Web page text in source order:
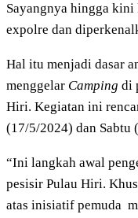
Sayangnya hingga
expolre dan
Hal itu menjadi dasar
menggelar Camping di
Hiri. Kegiatan ini
(17/5/2024) dan Sabtu
“Ini langkah awal
pesisir Pulau Hiri.
atas inisiatif pemuda